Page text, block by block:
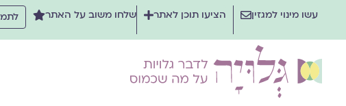
עשו מינוי למגזין הציעו תוכן לאתר שלחו משוב על האתר